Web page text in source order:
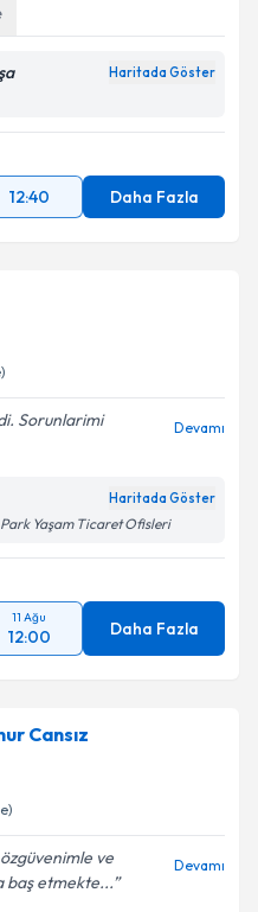
Haritada Göster
12:40 Daha Fazla
Sorunlarimi
Devamı
Haritada Göster
Yaşam Ticaret Ofisleri
11 Ağu
12:00 Daha Fazla
Cansız
ve
baş etmekte...
Devamı